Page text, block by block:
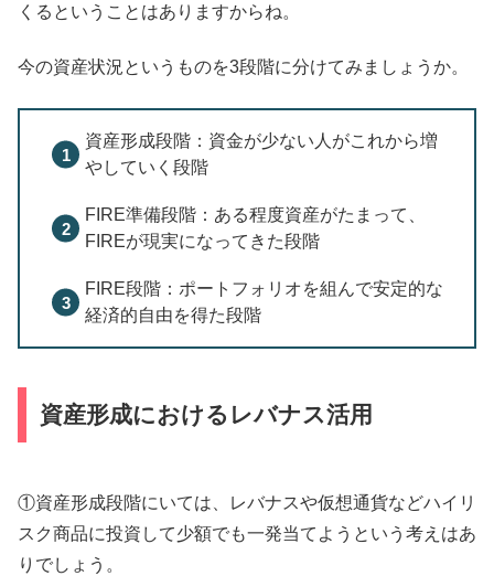
くるということはありますからね。
今の資産状況というものを3段階に分けてみましょうか。
資産形成段階：資金が少ない人がこれから増
やしていく段階
FIRE準備段階：ある程度資産がたまって、
FIREが現実になってきた段階
FIRE段階：ポートフォリオを組んで安定的な
経済的自由を得た段階
資産形成におけるレバナス活用
①資産形成段階にいては、レバナスや仮想通貨などハイリ
スク商品に投資して少額でも一発当てようという考えはあ
りでしょう。